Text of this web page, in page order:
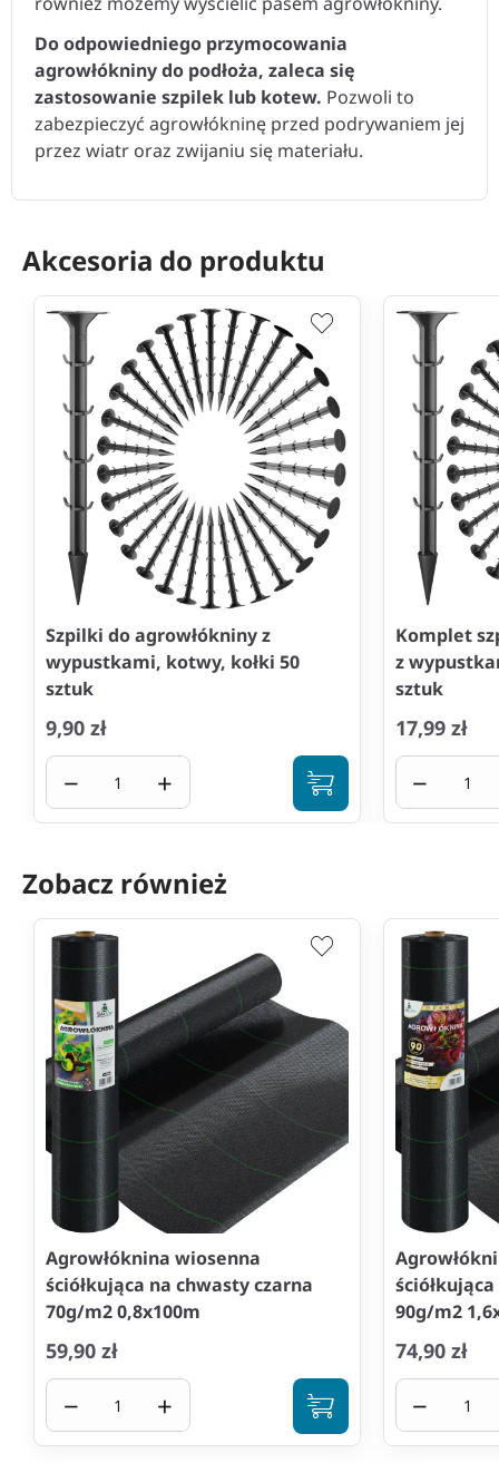
agrowłókniny do podłoża, zaleca się
zastosowanie szpilek lub kotew.Pozwoli to
zabezpieczyć agrowłókninę przed podrywaniem jej
przez wiatr oraz zwijaniu się materiału.
Akcesoria do produktu
wypustkami, kotwy, kołki 50
sztuk
− +
z
sztuk
−
Zobacz również
Agrowłóknina wiosenna
ściółkująca na chwasty czarna
70g/m2 0,8x100m
− +
90g/m2
−